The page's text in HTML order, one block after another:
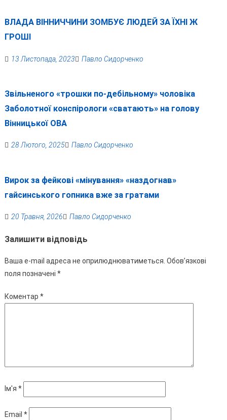
ВЛАДА ВІННИЧЧИНИ ЗОМБУЄ ЛЮДЕЙ ЗА ЇХНІ Ж
ГРОШІ
13 Листопада, 2023 Павло Сидорченко
Звільненого «трошки по-дебільному» чоловіка
Заболотної конспірологи «сватають» на голову
Вінницької ОВА
28 Лютого, 2025 Павло Сидорченко
Вирок за фейкові «мінування» «наздогнав»
гайсинського гопника вже за гратами
20 Травня, 2026 Павло Сидорченко
Залишити відповідь
Ваша e-mail адреса не оприлюднюватиметься. Обов’язкові
поля позначені *
Коментар *
Ім'я *
Email *